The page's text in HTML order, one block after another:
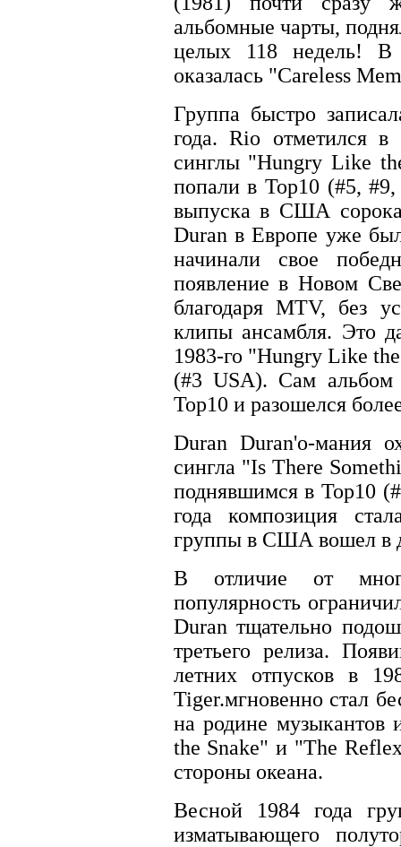
альбомные чарты,
целых 118 недель! В
оказалaсь "Careless
Группа быстро
года. Rio отметился
синглы "Hungry Like
попали в Тор10 (#5,
выпуска в США
Duran в Европе уже
начинали свое
появление в Новом
благодаря MTV, без
клипы ансамбля. Это
1983-го "Hungry Like
(#3 USA). Сам альбом
Тор10 и разошелся
Duran Duran'o-мания
сингла "Is There
поднявшимся в Тор10
года композиция
группы в США вошел в
В отличие от
популярность
Duran тщательно
третьего релиза.
летних отпусков в
Tiger.мгновенно стал
на родине
the Snake" и "The
стороны океана.
Весной 1984 года
изматывающего